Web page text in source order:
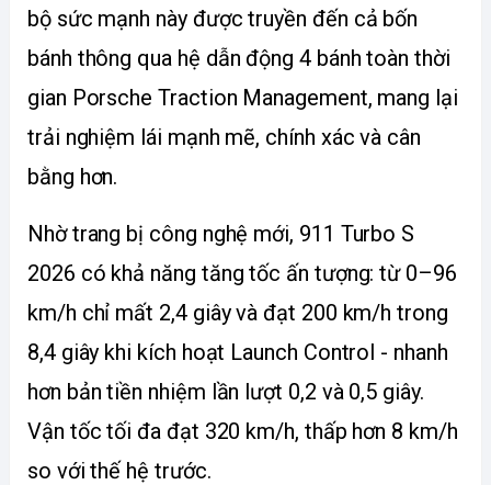
bộ sức mạnh này được truyền đến cả bốn
bánh thông qua hệ dẫn động 4 bánh toàn thời
gian Porsche Traction Management, mang lại
trải nghiệm lái mạnh mẽ, chính xác và cân
bằng hơn.
Nhờ trang bị công nghệ mới, 911 Turbo S
2026 có khả năng tăng tốc ấn tượng: từ 0–96
km/h chỉ mất 2,4 giây và đạt 200 km/h trong
8,4 giây khi kích hoạt Launch Control - nhanh
hơn bản tiền nhiệm lần lượt 0,2 và 0,5 giây.
Vận tốc tối đa đạt 320 km/h, thấp hơn 8 km/h
so với thế hệ trước.